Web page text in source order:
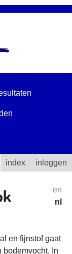
index inloggen
en
nl
en fijnstof gaat
bodemvocht. In